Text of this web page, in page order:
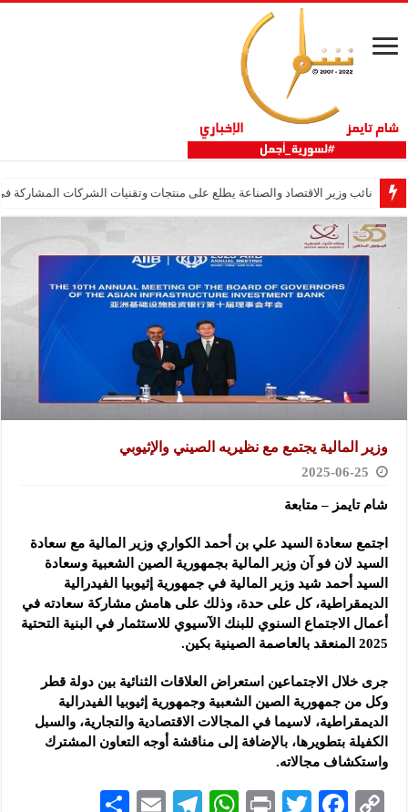
نائب وزير الاقتصاد والصناعة يطلع على منتجات وتقنيات الشركات المشاركة في
وزير المالية يجتمع مع نظيريه الصيني والإثيوبي
2025-06-25
شام تايمز – متابعة
اجتمع سعادة السيد علي بن أحمد الكواري وزير المالية مع سعادة
السيد لان فو آن وزير المالية بجمهورية الصين الشعبية وسعادة
السيد أحمد شيد وزير المالية في جمهورية إثيوبيا الفيدرالية
الديمقراطية، كل على حدة، وذلك على هامش مشاركة سعادته في
أعمال الاجتماع السنوي للبنك الآسيوي للاستثمار في البنية التحتية
2025 المنعقد بالعاصمة الصينية بكين.
جرى خلال الاجتماعين استعراض العلاقات الثنائية بين دولة قطر
وكل من جمهورية الصين الشعبية وجمهورية إثيوبيا الفيدرالية
الديمقراطية، لاسيما في المجالات الاقتصادية والتجارية، والسبل
الكفيلة بتطويرها، بالإضافة إلى مناقشة أوجه التعاون المشترك
واستكشاف مجالاته.
C
F
T
P
W
Te
E